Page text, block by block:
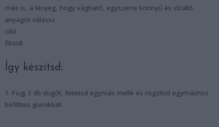
más is, a lényeg, hogy vágható, egyszerre könnyű és vízálló
anyagot válassz
olló
filctoll
Így készítsd:
1. Fogj 3 db dugót, fektesd egymás mellé és rögzítsd egymáshoz
befőttes gumikkal!